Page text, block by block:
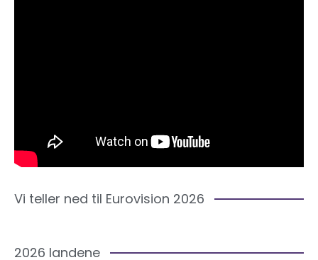
Vi teller ned til Eurovision 2026
2026 landene